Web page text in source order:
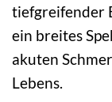
tiefgreifender
ein breites
akuten
Lebens.